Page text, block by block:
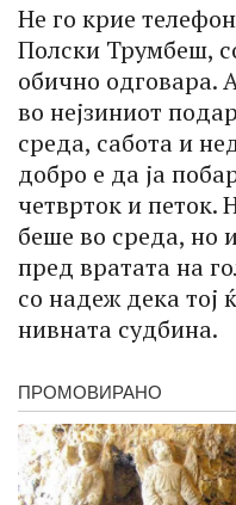
Не го крие
Полски Трумбеш,
обично одговара.
во нејзиниот
среда, сабота и
добро е да ја
четврток и петок.
беше во среда, но
пред вратата на
со надеж дека тој
нивната судбина.